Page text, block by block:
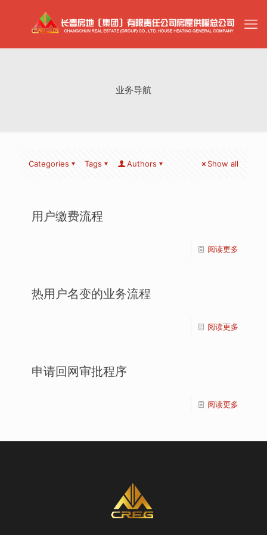
业务导航
Categories Tags Authors Show all
用户缴费流程
阅读更多
热用户名变的业务流程
阅读更多
申请回网审批程序
阅读更多